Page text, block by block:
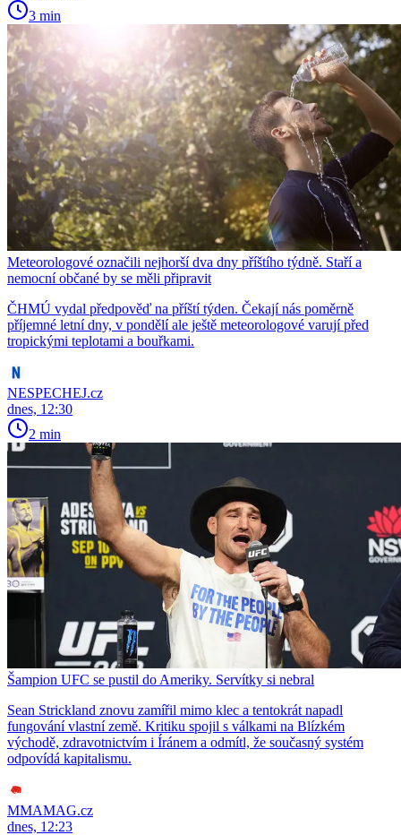
3 min
Meteorologové označili nejhorší dva dny příštího týdně. Staří a
nemocní občané by se měli připravit
ČHMÚ vydal předpověď na příští týden. Čekají nás poměrně
příjemné letní dny, v pondělí ale ještě meteorologové varují před
tropickými teplotami a bouřkami.
NESPECHEJ.cz
dnes, 12:30
2 min
Šampion UFC se pustil do Ameriky. Servítky si nebral
Sean Strickland znovu zamířil mimo klec a tentokrát napadl
fungování vlastní země. Kritiku spojil s válkami na Blízkém
východě, zdravotnictvím i Íránem a odmítl, že současný systém
odpovídá kapitalismu.
MMAMAG.cz
dnes, 12:23